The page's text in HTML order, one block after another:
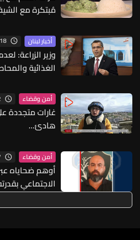
مُبتكرة مع
أخبار لبنان
وزير الزراعة:
الغذائية
أمن وقضاء
غارات متجددة
هادئ...
أمن وقضاء
أوهم ضحاياه
الاجتماعي
و"أعمال
أعماله؟